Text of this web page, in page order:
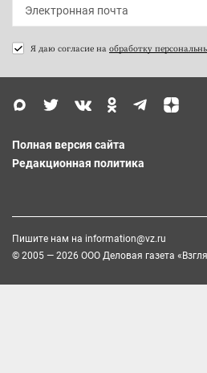
Я даю согласие на обработку
Полная версия сайта
Редакционная политика
Пишите нам на information@vz.ru
© 2005 — 2026 ООО Деловая газета